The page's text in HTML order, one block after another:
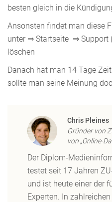
besten gleich in die
Ansonsten findet man diese
unter ⇒ Startseite ⇒ Support
löschen
Danach hat man 14 Tage
sollte man seine Meinung
Chris Pleines
Gründer von
von „Online-
Der Diplom-
testet seit 17 Jahren
und ist heute einer der
Experten. In